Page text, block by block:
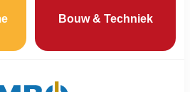
Bouw & Techniek